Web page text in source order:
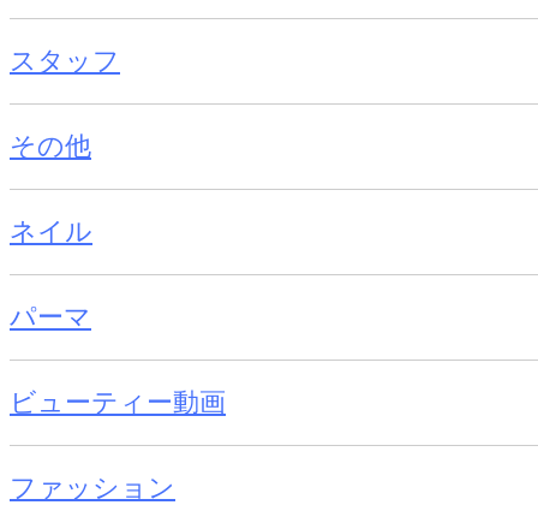
スタッフ
その他
ネイル
パーマ
ビューティー動画
ファッション